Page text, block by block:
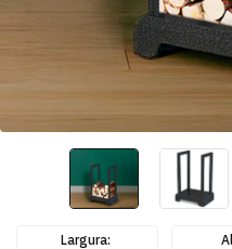
Largura: